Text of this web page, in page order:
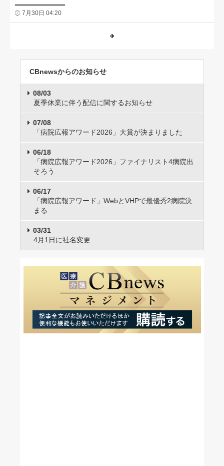
7月30日 04:20
CBnewsからのお知らせ
08/03
夏季休業に伴う配信に関するお知らせ
07/08
「病院広報アワード2026」大賞が決まりました
06/18
「病院広報アワード2026」ファイナリスト4病院出
そろう
06/17
「病院広報アワード」WebとVHPで最優秀2病院決
まる
03/31
4月1日に社名変更